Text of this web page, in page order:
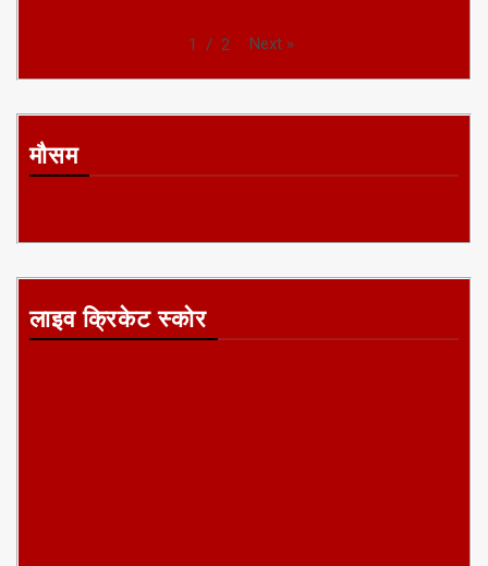
1 / 2 Next »
मौसम
लाइव क्रिकेट स्कोर